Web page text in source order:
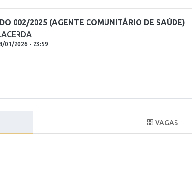
002/2025 (AGENTE COMUNITÁRIO DE SAÚDE)
01/2026 - 23:59
VAGAS